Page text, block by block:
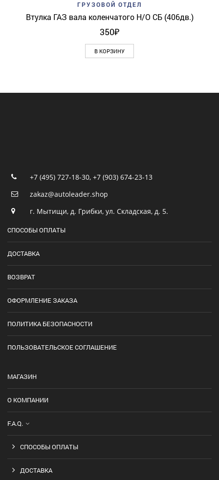
ГРУЗОВОЙ ОТДЕЛ
Втулка ГАЗ вала коленчатого Н/О СБ (406дв.)
350₽
В КОРЗИНУ
+7 (495) 727-18-30, +7 (903) 674-23-13
zakaz@autoleader.shop
г. Мытищи, д. Грибки, ул. Складская, д. 5.
СПОСОБЫ ОПЛАТЫ
ДОСТАВКА
ВОЗВРАТ
ОФОРМЛЕНИЕ ЗАКАЗА
ПОЛИТИКА БЕЗОПАСНОСТИ
ПОЛЬЗОВАТЕЛЬСКОЕ СОГЛАШЕНИЕ
МАГАЗИН
О КОМПАНИИ
F.A.Q.
СПОСОБЫ ОПЛАТЫ
ДОСТАВКА